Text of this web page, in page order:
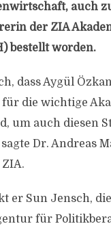
auch
der ZIA
bestellt worden.
dass Aygül
die wichtige
um auch diesen
sagte Dr. Andreas
er Sun Jensch,
für